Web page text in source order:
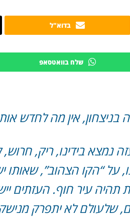
בדוא"ל
שלח בוואטסאפ
אין מה לחדש
בידינו, ריק, חרוש,
על “הקו הצהוב”, שאותו
תהיה עיר חוף. העזתים
לא יתפרק מנישקו.